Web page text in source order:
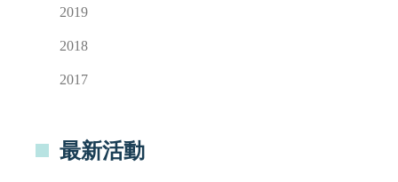
2019
2018
2017
最新活動